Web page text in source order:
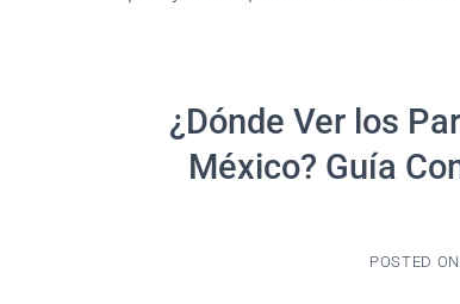
¿Dónde Ver los
México? Guía
POSTED ON